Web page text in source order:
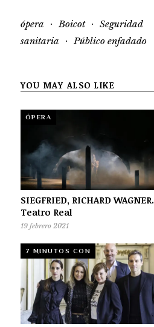
ópera · Boicot · Seguridad
sanitaria
· Público enfadado
YOU MAY ALSO LIKE
ÓPERA
SIEGFRIED, RICHARD WAGNER.
Teatro Real
19 febrero 2021
7 MINUTOS CON